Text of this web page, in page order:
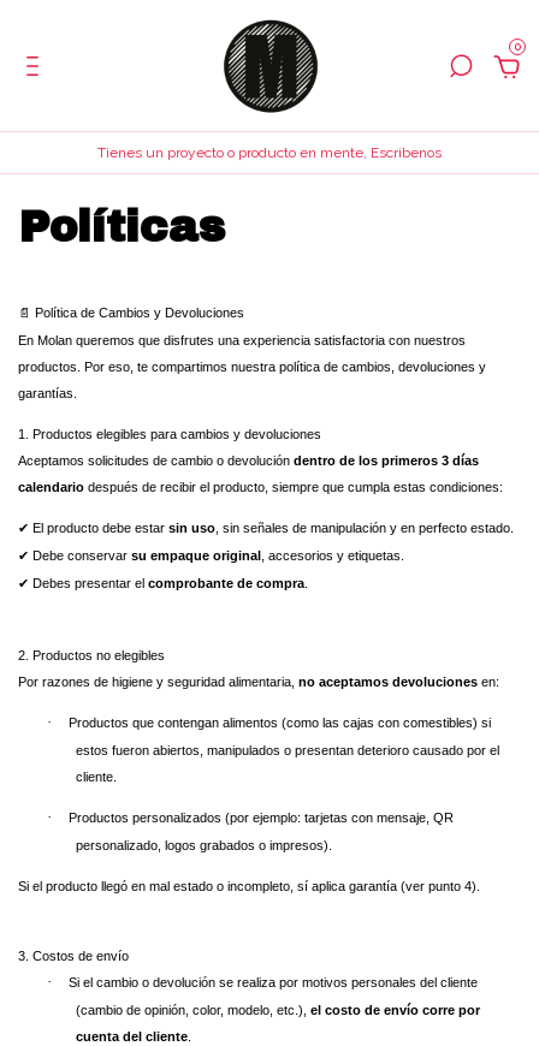
0
Tienes un proyecto o producto en mente, Escribenos
Políticas
📄 Política de Cambios y Devoluciones
En Molan queremos que disfrutes una experiencia satisfactoria con nuestros
productos. Por eso, te compartimos nuestra política de cambios, devoluciones y
garantías.
1. Productos elegibles para cambios y devoluciones
Aceptamos solicitudes de cambio o devolución dentro de los primeros 3 días
calendario después de recibir el producto, siempre que cumpla estas condiciones:
✔ El producto debe estar sin uso , sin señales de manipulación y en perfecto estado.
✔ Debe conservar su empaque original , accesorios y etiquetas.
✔ Debes presentar el comprobante de compra
2. Productos no elegibles
Por razones de higiene y seguridad alimentaria, no aceptamos devoluciones en:
·
Productos que contengan alimentos (como las cajas con comestibles) si
estos fueron abiertos, manipulados o presentan deterioro causado por el
cliente.
·
Productos personalizados (por ejemplo: tarjetas con mensaje, QR
personalizado, logos grabados o impresos).
Si el producto llegó en mal estado o incompleto, sí aplica garantía (ver punto 4).
3. Costos de envío
·
Si el cambio o devolución se realiza por motivos personales del cliente
(cambio de opinión, color, modelo, etc.), el costo de envío corre por
cuenta del cliente